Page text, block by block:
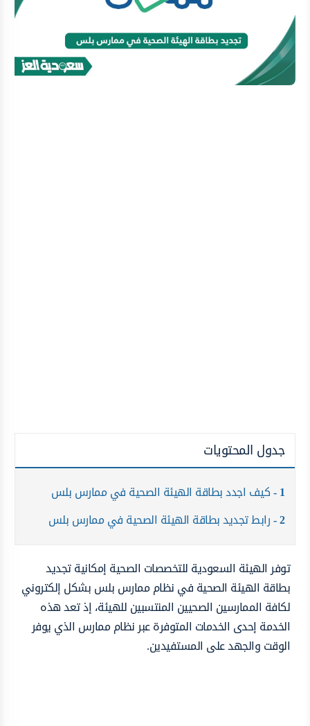
جدول المحتويات
1 كيف اجدد بطاقة الهيئة الصحية في ممارس بلس
2 رابط تجديد بطاقة الهيئة الصحية في ممارس بلس
توفر الهيئة السعودية للتخصصات الصحية إمكانية تجديد
بطاقة الهيئة الصحية في نظام ممارس بلس بشكل إلكتروني
لكافة الممارسين الصحيين المنتسبين للهيئة، إذ تعد هذه
الخدمة إحدى الخدمات المتوفرة عبر نظام ممارس الذي يوفر
الوقت والجهد على المستفيدين.